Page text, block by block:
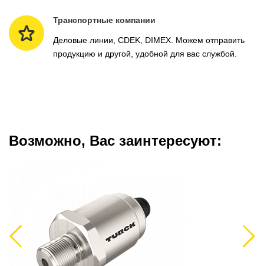
Транспортные компании
Деловые линии, CDEK, DIMEX. Можем отправить
продукцию и другой, удобной для вас службой.
Возможно, Вас заинтересуют:
Previous Next